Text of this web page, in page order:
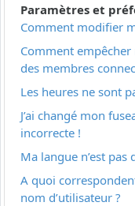
Paramètres et
Comment modifier
Comment
des membres
Les heures ne sont
J’ai changé mon
incorrecte !
Ma langue n’est pas
A quoi
nom d’utilisateur ?